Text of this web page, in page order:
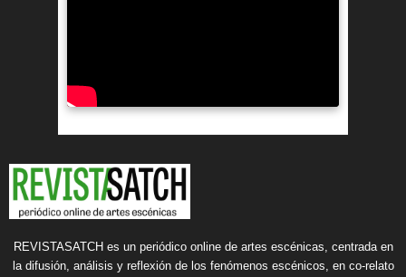
REVISTASATCH es un periódico online de artes escénicas, centrada en
la difusión, análisis y reflexión de los fenómenos escénicos, en co-relato